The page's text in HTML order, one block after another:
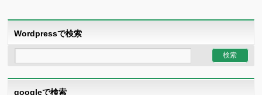
Wordpressで検索
googleで検索